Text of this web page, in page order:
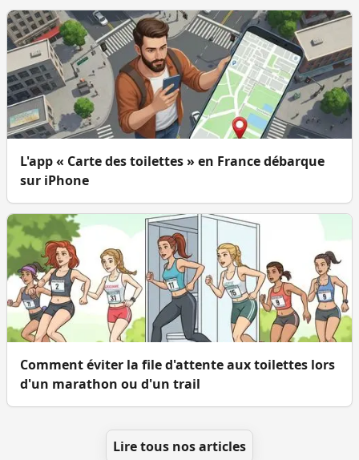
L'app « Carte des toilettes » en France débarque
sur iPhone
Comment éviter la file d'attente aux toilettes lors
d'un marathon ou d'un trail
Lire tous nos articles